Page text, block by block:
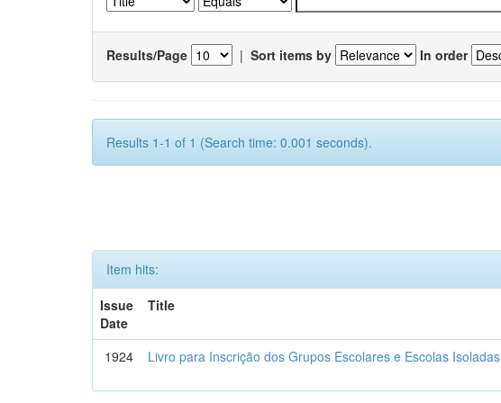
Results/Page | Sort items by In order
Results 1-1 of 1 (Search time: 0.001 seconds).
Item hits:
Issue
Date
Title
1924 Livro para Inscrição dos Grupos Escolares e Escolas Isoladas